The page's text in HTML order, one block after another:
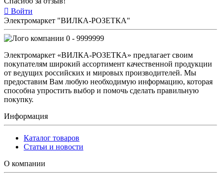
Войти
Электромаркет "ВИЛКА-РОЗЕТКА"
0 - 9999999
Электромаркет «ВИЛКА-РОЗЕТКА» предлагает своим
покупателям широкий ассортимент качественной продукции
от ведущих российских и мировых производителей. Мы
предоставим Вам любую необходимую информацию, которая
способна упростить выбор и помочь сделать правильную
покупку.
Информация
Каталог товаров
Статьи и новости
О компании